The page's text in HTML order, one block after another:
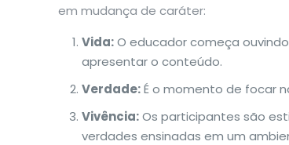
em mudança de caráter:
Vida:O educador começa
apresentar o conteúdo.
Verdade:É o momento de focar
Vivência:Os participantes são
verdades ensinadas em um